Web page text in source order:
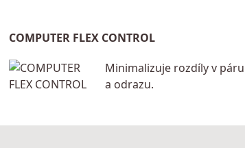
COMPUTER FLEX CONTROL
Minimalizuje rozdíly v
a odrazu.